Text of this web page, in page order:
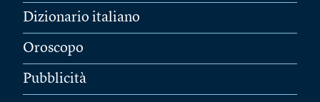
Dizionario italiano
Oroscopo
Pubblicità